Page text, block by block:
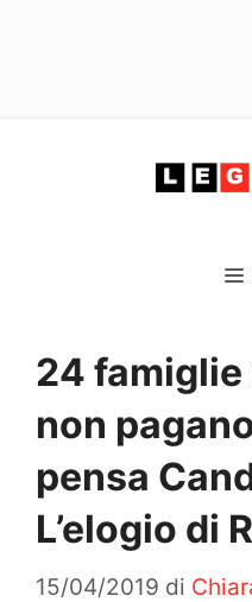
24
non
pensa
L’elogio di
15/04/2019 di